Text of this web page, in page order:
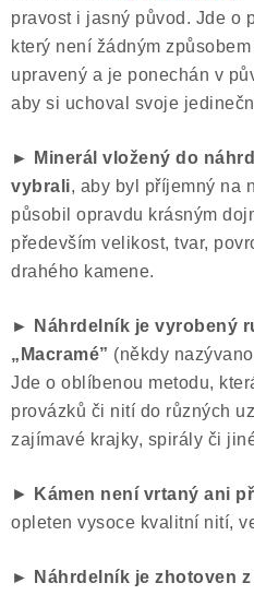
pravost i jasný původ. Jde o
který není žádným
upravený a je ponechán v
aby si uchoval svoje
► Minerál vložený do
vybrali, aby byl příjemný na
působil opravdu krásným
především velikost, tvar,
drahého kamene.
► Náhrdelník je vyrobený
„Macramé” (někdy
Jde o oblíbenou metodu,
provázků či nití do různých
zajímavé krajky, spirály či
► Kámen není vrtaný ani
opleten vysoce kvalitní nití,
► Náhrdelník je zhotoven